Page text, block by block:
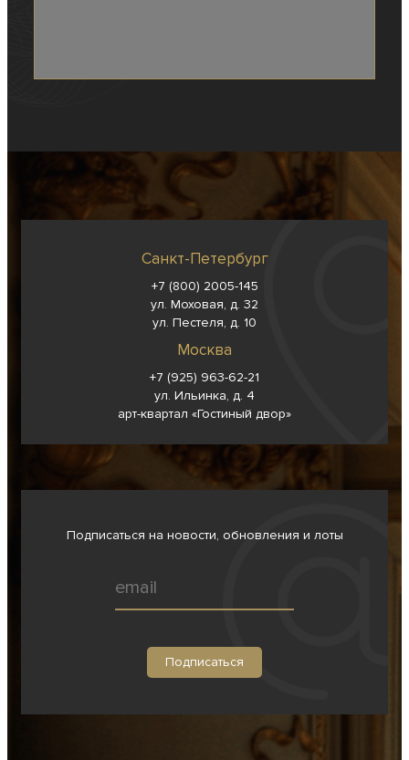
Санкт-Петербург
+7 (800) 2005-145
ул. Моховая, д. 32
ул. Пестеля, д. 10
Москва
+7 (925) 963-62-21
ул. Ильинка, д. 4
арт-квартал «Гостиный двор»
Подписаться на новости, обновления и лоты